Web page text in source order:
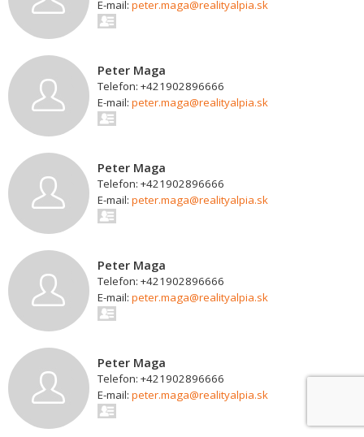
E-mail: peter.maga@realityalpia.sk
Peter Maga
Telefon: +421902896666
E-mail: peter.maga@realityalpia.sk
Peter Maga
Telefon: +421902896666
E-mail: peter.maga@realityalpia.sk
Peter Maga
Telefon: +421902896666
E-mail: peter.maga@realityalpia.sk
Peter Maga
Telefon: +421902896666
E-mail: peter.maga@realityalpia.sk